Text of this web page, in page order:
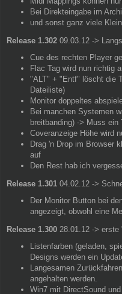
Bei Direkteingabe im
und sonst ganz viele
Release 1.302 09.03.12 ->
Cue des rechten Player
Flac Tag wird nun richtig
"ALT" + "Entf" löscht die
Dateiliste)
Monitor doppeltes
Bei manchen Systemen
breitbanding) -> Muss ein
Coveranzeige Höhe wird
Drag 'n Drop im Browser
auf
Den Rest hab ich
Release 1.301 04.02.12 ->
Der Monitor Button bei
angezeigt, obwohl eine
Release 1.300 28.01.12 -> erste
Listenfarben (geladen,
Designs werden ein
Langesamen
angehalten werden.
Win7 mit DirectSound